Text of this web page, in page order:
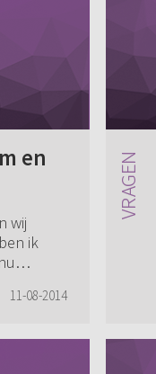
en
wij
ik
in moet.
11-08-2014